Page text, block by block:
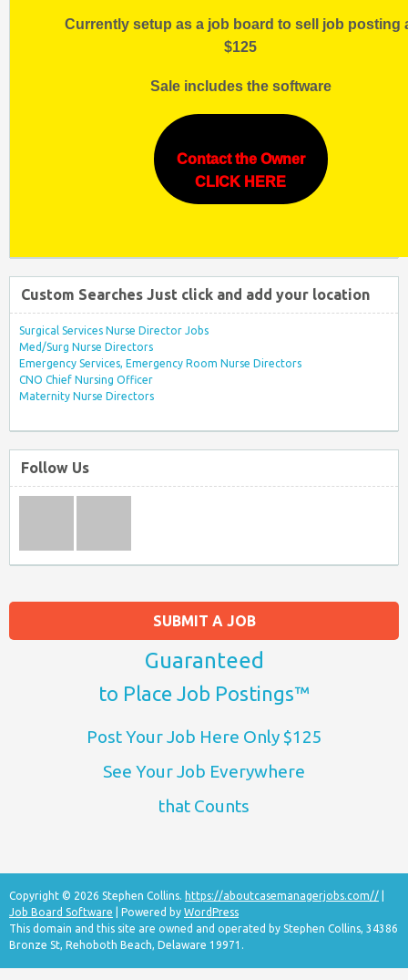
SUBMIT A JOB
Guaranteed
to Place Job Postings™
Post Your Job Here Only $125
See Your Job Everywhere
that Counts
Currently setup as a job board to sell job posting
$125
Sale includes the software
Contact the Owner
CLICK HERE
Custom Searches Just click and add your location
Surgical Services Nurse Director Jobs
Med/Surg Nurse Directors
Emergency Services, Emergency Room Nurse Directors
CNO Chief Nursing Officer
Maternity Nurse Directors
Follow Us
Copyright © 2026 Stephen Collins. https://aboutcasemanagerjobs.com//
Job Board Software | Powered by WordPress
This domain and this site are owned and operated by Stephen Collins, 34386
Bronze St, Rehoboth Beach, Delaware 19971.